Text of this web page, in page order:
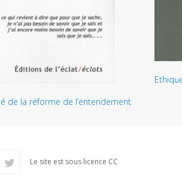
de la réforme de l’entendement
Le site est sous licence CC